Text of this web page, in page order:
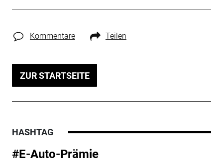
Kommentare Teilen
ZUR STARTSEITE
HASHTAG
#E-Auto-Prämie